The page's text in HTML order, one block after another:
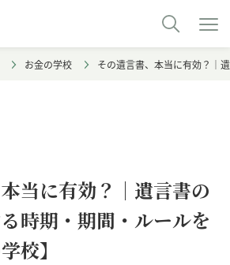
お金の学校 その遺言書、本当に有効？｜
当に有効？｜遺言書の
時期・期間・ルールを
校】